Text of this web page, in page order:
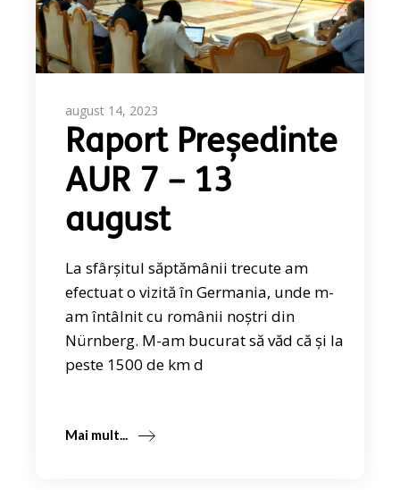
august 14, 2023
Raport Președinte
AUR 7 – 13
august
La sfârșitul săptămânii trecute am
efectuat o vizită în Germania, unde m-
am întâlnit cu românii noștri din
Nürnberg. M-am bucurat să văd că și la
peste 1500 de km d
Mai mult...